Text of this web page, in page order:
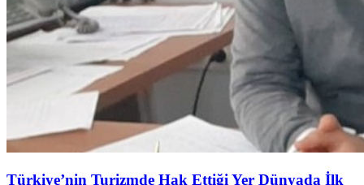
Türkiye’nin Turizmde Hak Ettiği Yer Dünyada İlk